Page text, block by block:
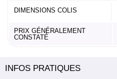
DIMENSIONS COLIS
PRIX GÉNÉRALEMENT
CONSTATÉ
INFOS PRATIQUES